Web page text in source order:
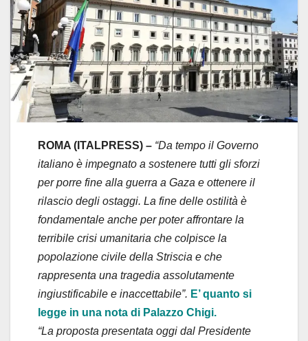
ROMA (ITALPRESS) – “Da tempo il Governo
italiano è impegnato a sostenere tutti gli sforzi
per porre fine alla guerra a Gaza e ottenere il
rilascio degli ostaggi. La fine delle ostilità è
fondamentale anche per poter affrontare la
terribile crisi umanitaria che colpisce la
popolazione civile della Striscia e che
rappresenta una tragedia assolutamente
ingiustificabile e inaccettabile”. E’ quanto si
legge in una nota di Palazzo Chigi.
“La proposta presentata oggi dal Presidente